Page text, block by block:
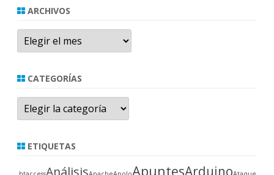
ARCHIVOS
Archivos
CATEGORÍAS
Categorías
ETIQUETAS
ApuntesArduino